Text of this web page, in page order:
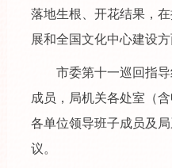
落地生根、开花结果，
展和全国文化中心建设方
市委第十一巡回指导
成员，局机关各处室（
各单位领导班子成员及
议。